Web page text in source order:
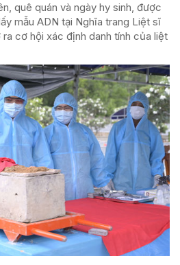
quê quán và ngày hy sinh, được
mẫu ADN tại Nghĩa trang Liệt sĩ
cơ hội xác định danh tính của liệt